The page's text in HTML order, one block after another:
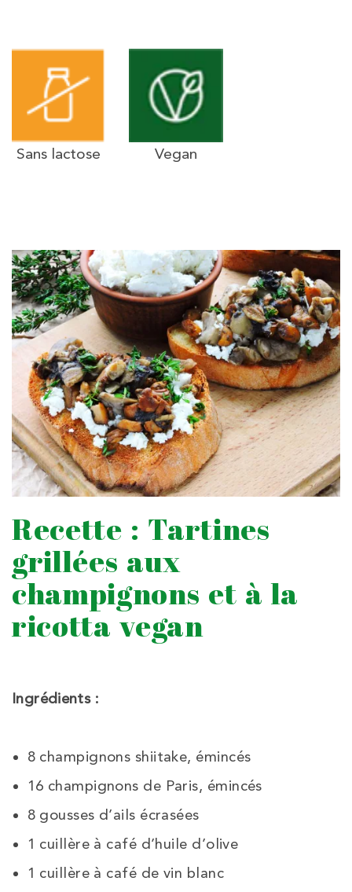
Sans lactose Vegan
Recette : Tartines
grillées aux
champignons et à la
ricotta vegan
Ingrédients :
8 champignons shiitake, émincés
16 champignons de Paris, émincés
8 gousses d’ails écrasées
1 cuillère à café d’huile d’olive
1 cuillère à café de vin blanc